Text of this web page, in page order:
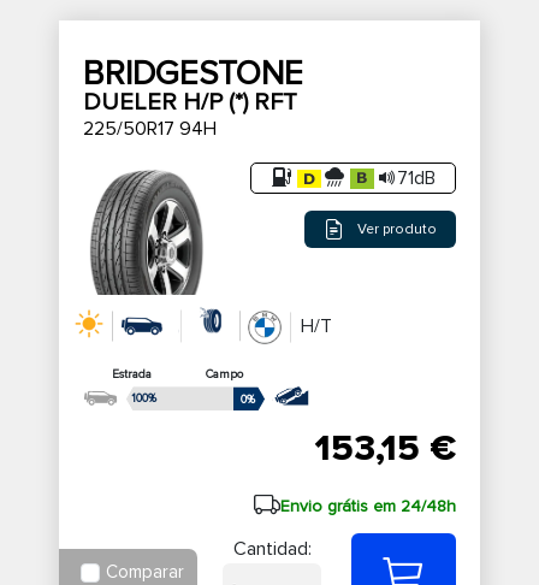
BRIDGESTONE
DUELER H/P (*) RFT
225/50R17 94H
71dB
Ver produto
H/T
Estrada
Campo
100%
0%
153,15 €
Envio grátis em 24/48h
Comparar
Cantidad: